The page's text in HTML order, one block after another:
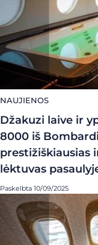
NAUJIENOS
Džakuzi laive ir
8000 iš
prestižiškiausias
lėktuvas
Paskelbta 10/09/2025